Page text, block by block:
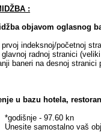
:
objavom oglasnog
indeksnoj/početnoj
radnoj stranici
baneri na desnoj
u bazu hotela,
- 97.60 kn
samostalno vaš